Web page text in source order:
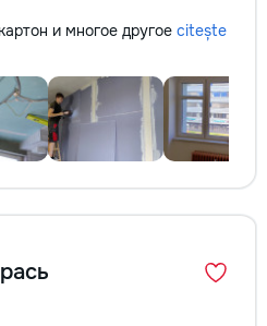
и многое другое citește